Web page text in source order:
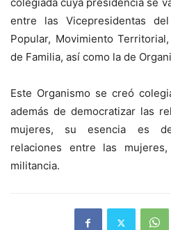
colegiada cuya presidencia se
entre las Vicepresidentas
Popular, Movimiento
de Familia, así como la de
Este Organismo se creó
además de democratizar las
mujeres, su esencia es
relaciones entre las
militancia.